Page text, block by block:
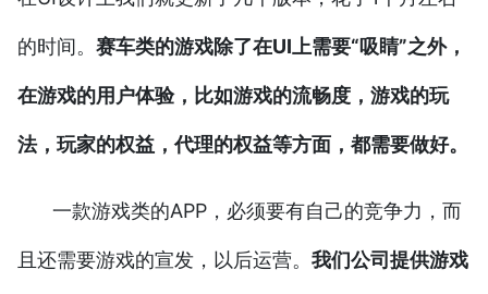
的时间。 赛车类的游戏除了在UI上需要“吸睛”之外，
在游戏的用户体验，比如游戏的流畅度，游戏的玩
法，玩家的权益，代理的权益等方面，都需要做好。
一款游戏类的APP，必须要有自己的竞争力，而
且还需要游戏的宣发，以后运营。 我们公司提供游戏